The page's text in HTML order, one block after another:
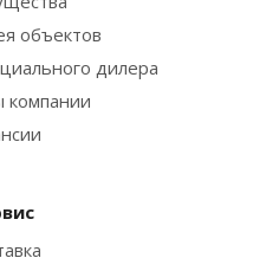
объектов
дилера
компании